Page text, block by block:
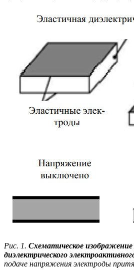
Рис. 1. Схематическое
диэлектрического
подаче напряжения электроды